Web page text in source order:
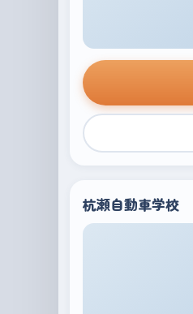
杭瀬自動車学校